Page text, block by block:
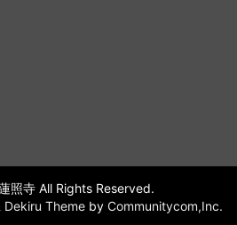
照寺 All Rights Reserved.
Dekiru Theme by Communitycom,Inc.